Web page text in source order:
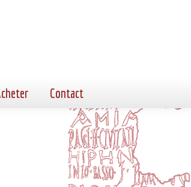
Contact